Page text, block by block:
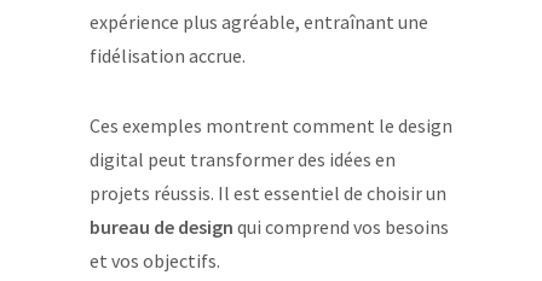
expérience plus agréable, entraînant une
fidélisation accrue.
Ces exemples montrent comment le design
digital peut transformer des idées en
projets réussis. Il est essentiel de choisir un
bureau de design qui comprend vos besoins
et vos objectifs.